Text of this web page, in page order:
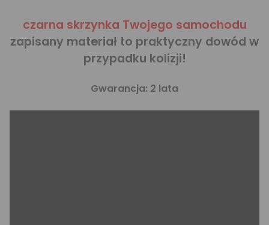
czarna skrzynka Twojego samochodu
zapisany materiał to praktyczny dowód w
przypadku kolizji!
Gwarancja: 2 lata